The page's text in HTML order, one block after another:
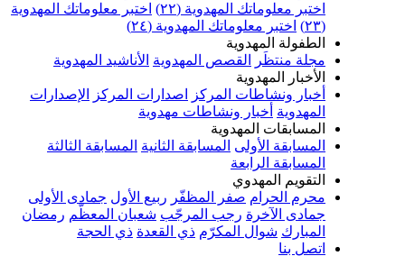
معلوماتك المهدوية (٢٢)
اختبر معلوماتك المهدوية
اختبر معلوماتك المهدوية (٢٤)
المهدوية
منتظَر
القصص المهدوية الأناشيد المهدوية
المهدوية
ونشاطات المركز اصدارات المركز الإصدارات
أخبار ونشاطات مهدوية
المهدوية
الأولى المسابقة الثانية المسابقة الثالثة
الرابعة
المهدوي
الحرام
صفر المظفّر ربيع الأول جمادى الأولى
رجب المرجّب شعبان المعظّم رمضان
شوال المكرّم ذي القعدة ذي الحجة